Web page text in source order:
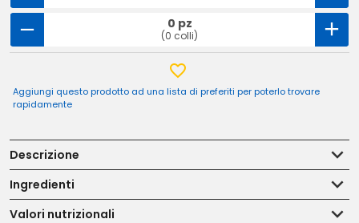
0 pz
(0 colli)
Aggiungi questo prodotto ad una lista di preferiti per poterlo trovare
rapidamente
Descrizione
Ingredienti
Valori nutrizionali